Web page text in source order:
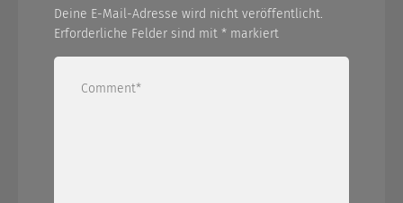
Deine E-Mail-Adresse wird nicht veröffentlicht.
Erforderliche Felder sind mit * markiert